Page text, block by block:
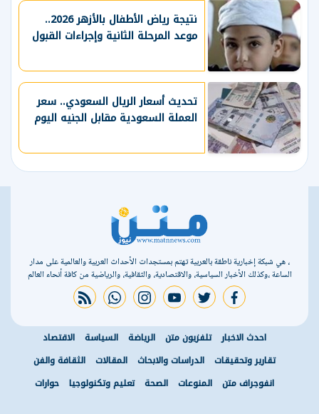
نتيجة رياض الأطفال بالأزهر 2026..
موعد المرحلة الثانية وإجراءات القبول
تحديث أسعار الريال السعودي.. سعر
العملة السعودية مقابل الجنيه اليوم
، هي شبكة إخبارية ناطقة بالعربية تهتم بمستجدات الأحداث العربية والعالمية على مدار
الساعة ،وكذلك الأخبار السياسية، والاقتصادية، والثقافية، والرياضية من كافة أنحاء العالم
facebook
twitter
youtube
instagram
whatsapp
rss feed
احدث الاخبار تلفزيون متن الرياضة السياسة
الاقتصاد
تقارير وتحقيقات
الدراسات والابحاث المقالات
الثقافة والفن
انفوجراف متن
المنوعات الصحة تعليم وتكنولوجيا حوارات